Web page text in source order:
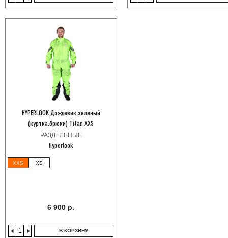
HYPERLOOK Дождевик зеленый
(куртка,брюки) Titan XXS
РАЗДЕЛЬНЫЕ
Hyperlook
XXS XS
6 900 р.
В КОРЗИНУ